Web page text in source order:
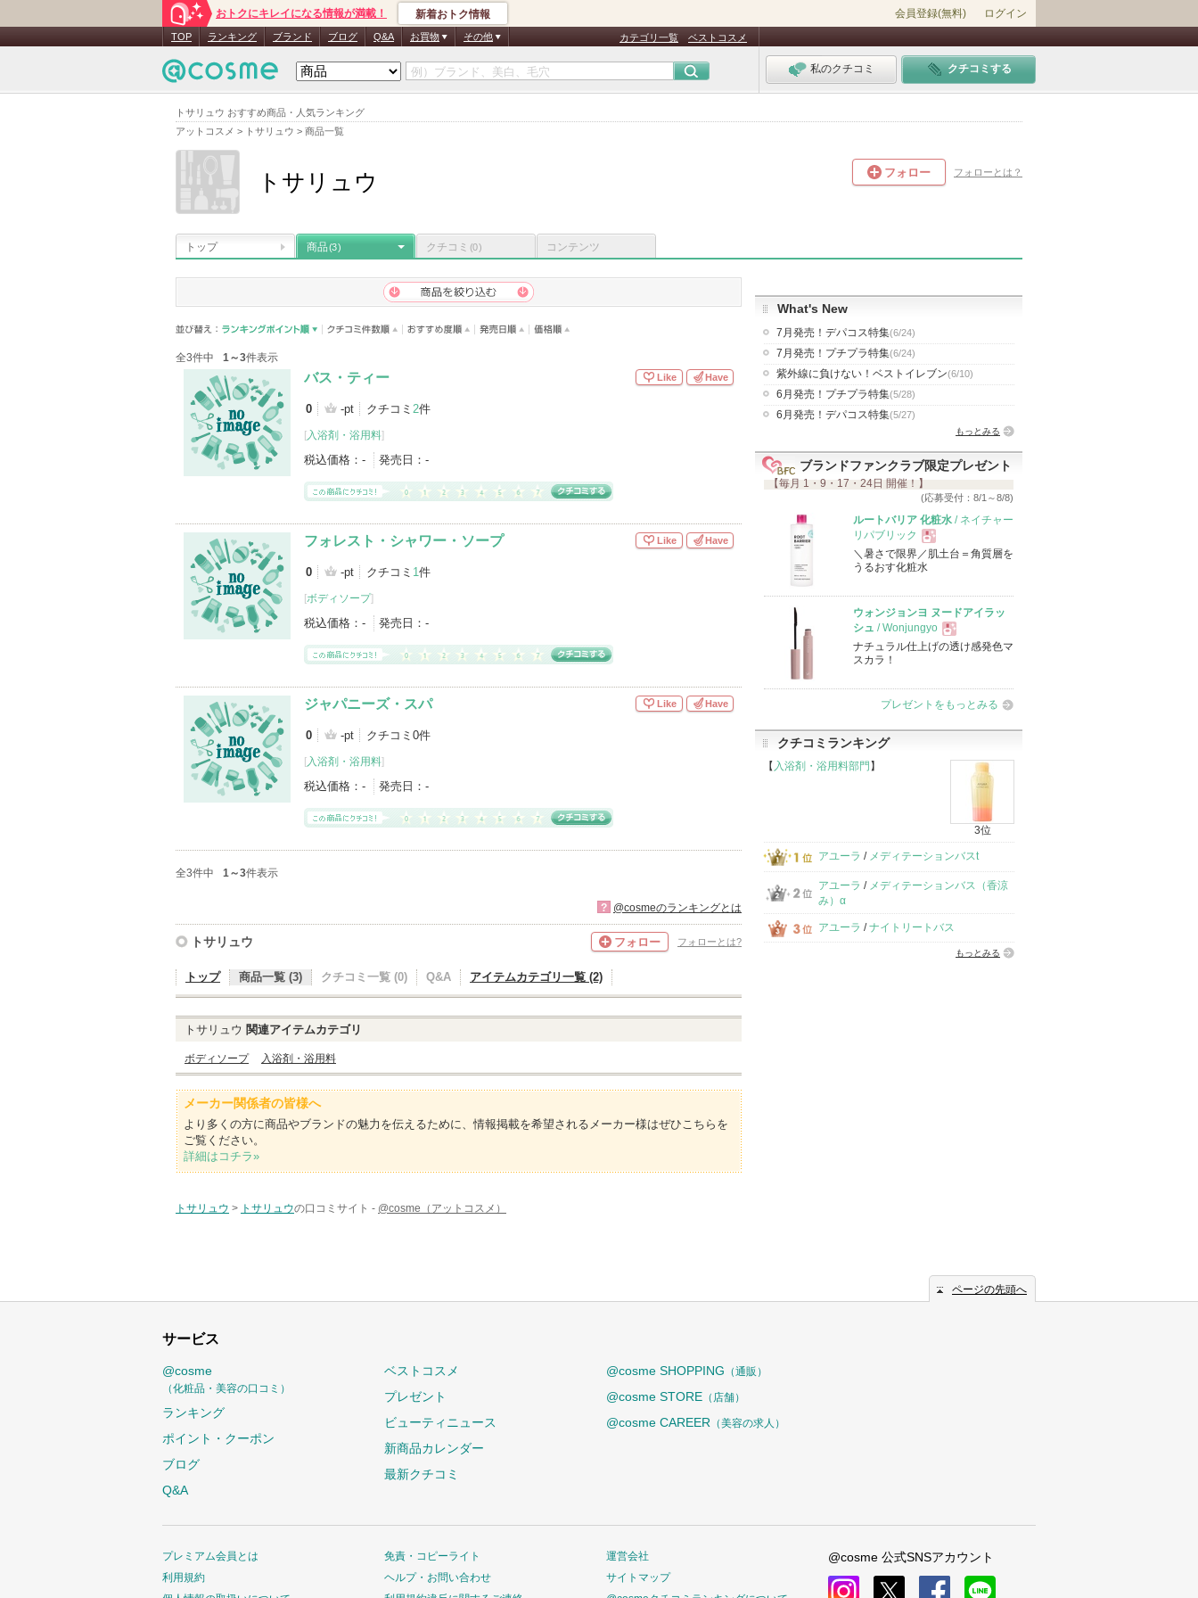
トサリュウ おすすめ商品・人気ランキング
アットコスメ > トサリュウ > 商品一覧
おトクにキレイになる情報が満載！ 新着おトク情報 会員登録(無料) ログイン
TOP ランキング ブランド ブログ Q&A お買物 その他 カテゴリ一覧 ベストコスメ
私のクチコミ クチコミする
トサリュウ フォロー フォローとは？
トップ 商品(3) クチコミ (0) コンテンツ
全3件中 1～3件表示
バス・ティー
0 -pt クチコミ 2件
[入浴剤・浴用料]
税込価格： - 発売日： -
Like Have
フォレスト・シャワー・ソープ
0 -pt クチコミ 1件
[ボディソープ]
税込価格： - 発売日： -
Like Have
ジャパニーズ・スパ
0 -pt クチコミ0件
[入浴剤・浴用料]
税込価格： - 発売日： -
Like Have
全3件中 1～3件表示
? @cosmeのランキングとは
トサリュウ フォロー フォローとは?
トップ 商品一覧 (3) クチコミ一覧 (0) Q&A アイテムカテゴリ一覧 (2)
トサリュウ 関連アイテムカテゴリ
ボディソープ 入浴剤・浴用料
メーカー関係者の皆様へ
より多くの方に商品やブランドの魅力を伝えるために、情報掲載を希望されるメーカー様はぜひこちらを
ご覧ください。
詳細はコチラ»
トサリュウ > トサリュウの口コミサイト - @cosme（アットコスメ）
What's New
7月発売！デパコス特集(6/24)
7月発売！プチプラ特集(6/24)
紫外線に負けない！ベストイレブン(6/10)
6月発売！プチプラ特集(5/28)
6月発売！デパコス特集(5/27)
もっとみる
ブランドファンクラブ限定プレゼント
【毎月 1・9・17・24日 開催！】
(応募受付：8/1～8/8)
ルートバリア 化粧水 / ネイチャー
リパブリック
現
品
＼暑さで限界／肌土台＝角質層を
うるおす化粧水
ウォンジョンヨ ヌードアイラッ
シュ / Wonjungyo
現
品
ナチュラル仕上げの透け感発色マ
スカラ！
プレゼントをもっとみる
クチコミランキング
【 入浴剤・浴用料部門 】
3位
アユーラ / メディテーションバスt
アユーラ / メディテーションバス（香涼
み）α
アユーラ /ナイトリートバス
もっとみる
ページの先頭へ
サービス
@cosme
（化粧品・美容の口コミ）
ランキング
ポイント・クーポン
ブログ
Q&A
ベストコスメ
プレゼント
ビューティニュース
新商品カレンダー
最新クチコミ
@cosme SHOPPING （通販）
@cosme STORE （店舗）
@cosme CAREER （美容の求人）
プレミアム会員とは
利用規約
免責・コピーライト
ヘルプ・お問い合わせ
運営会社
サイトマップ
@cosme 公式SNSアカウント